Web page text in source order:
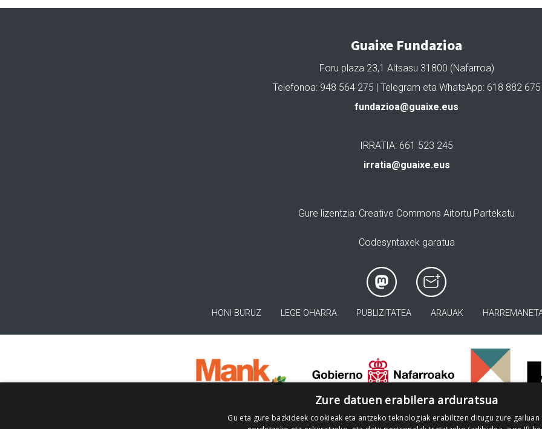
Guaixe Fundazioa
Foru plaza 23,1 Altsasu 31800 (Nafarroa)
Telefonoa: 948 564 275 | Telegram eta WhatsApp: 618 882 675
fundazioa@guaixe.eus
IRRATIA: 661 523 245
irratia@guaixe.eus
Gure lizentzia: Creative Commons Aitortu Partekatu
Codesyntaxek garatua
HONI BURUZ LEGE OHARRA PUBLIZITATEA ARAUAK
Zure datuen erabilera arduratsua
Gu eta gure bazkideek cookieak eta antzeko teknologiak erabiltzen ditugu zure